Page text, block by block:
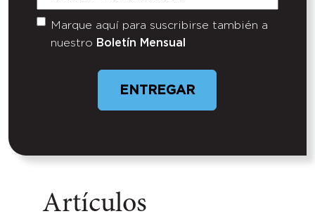
Untitled
Marque aquí para suscribirse también a
nuestro Boletín Mensual
ENTREGAR
Artículos